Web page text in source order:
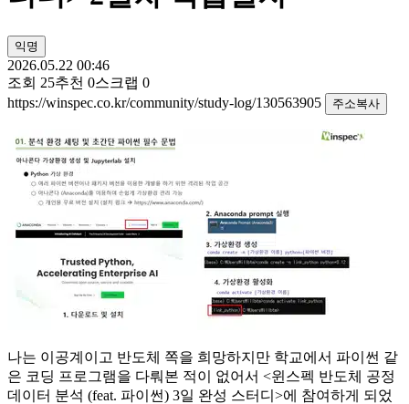
익명
2026.05.22 00:46
조회 25추천 0스크랩 0
https://winspec.co.kr/community/study-log/130563905
주소복사
나는 이공계이고 반도체 쪽을 희망하지만 학교에서 파이썬 같
은 코딩 프로그램을 다뤄본 적이 없어서 <윈스펙 반도체 공정
데이터 분석 (feat. 파이썬) 3일 완성 스터디>에 참여하게 되었